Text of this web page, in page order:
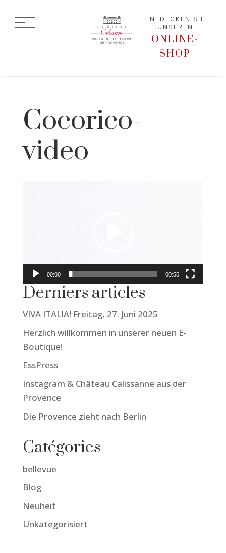
ENTDECKEN SIE
UNSEREN
ONLINE-
SHOP
Cocorico-
video
00:00 00:55
Derniers articles
VIVA ITALIA! Freitag, 27. Juni 2025
Herzlich willkommen in unserer neuen E-
Boutique!
EssPress
Instagram & Château Calissanne aus der
Provence
Die Provence zieht nach Berlin
Catégories
bellevue
Blog
Neuheit
Unkategorisiert